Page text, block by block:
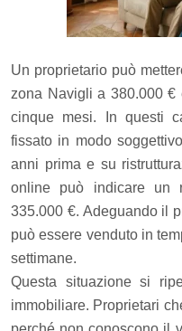
Un proprietario può
zona Navigli a 380.000 €
cinque mesi. In questi
fissato in modo
anni prima e su
online può indicare un
335.000 €. Adeguando il
può essere venduto in
settimane.
Questa situazione si
immobiliare. Proprietari